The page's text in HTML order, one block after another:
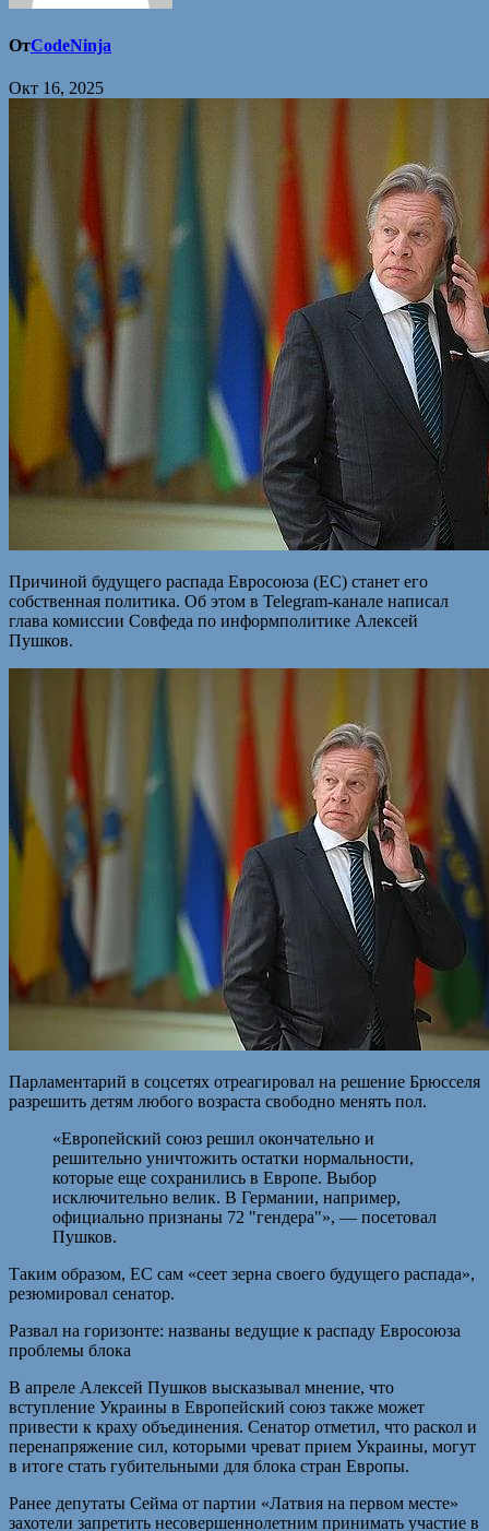
ОтCodeNinja
Окт 16, 2025
Причиной будущего распада Евросоюза (ЕС) станет его
собственная политика. Об этом в Telegram-канале написал
глава комиссии Совфеда по информполитике Алексей
Пушков.
Парламентарий в соцсетях отреагировал на решение Брюсселя
разрешить детям любого возраста свободно менять пол.
«Европейский союз решил окончательно и
решительно уничтожить остатки нормальности,
которые еще сохранились в Европе. Выбор
исключительно велик. В Германии, например,
официально признаны 72 "гендера"», — посетовал
Пушков.
Таким образом, ЕС сам «сеет зерна своего будущего распада»,
резюмировал сенатор.
Развал на горизонте: названы ведущие к распаду Евросоюза
проблемы блока
В апреле Алексей Пушков высказывал мнение, что
вступление Украины в Европейский союз также может
привести к краху объединения. Сенатор отметил, что раскол и
перенапряжение сил, которыми чреват прием Украины, могут
в итоге стать губительными для блока стран Европы.
Ранее депутаты Сейма от партии «Латвия на первом месте»
захотели запретить несовершеннолетним принимать участие в